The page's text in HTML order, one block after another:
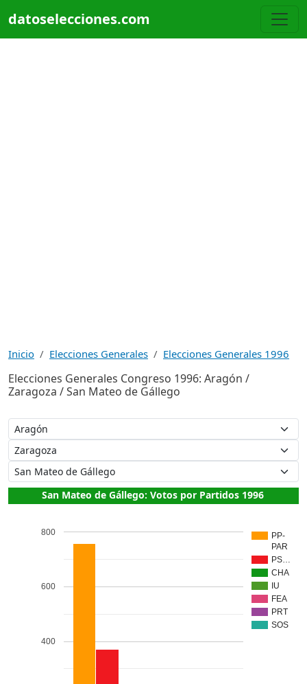
datoselecciones.com
Inicio Elecciones Generales Elecciones Generales 1996
Elecciones Generales Congreso 1996: Aragón /
Zaragoza / San Mateo de Gállego
San Mateo de Gállego: Votos por Partidos 1996
PP-
PAR
PS…
CHA
IU
FEA
PRT
SOS
400
600
800